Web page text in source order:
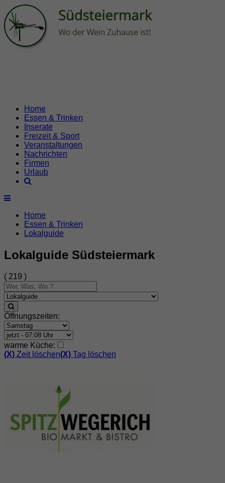
Home
Essen & Trinken
Inserate
Freizeit & Sport
Veranstaltungen
Nachrichten
Firmen
Urlaub
Home
Essen & Trinken
Lokalguide
Lokalguide Südsteiermark
( 219 )
Öffnungszeiten:
warme Küche:
(X) Zeit löschen(X) Tag löschen